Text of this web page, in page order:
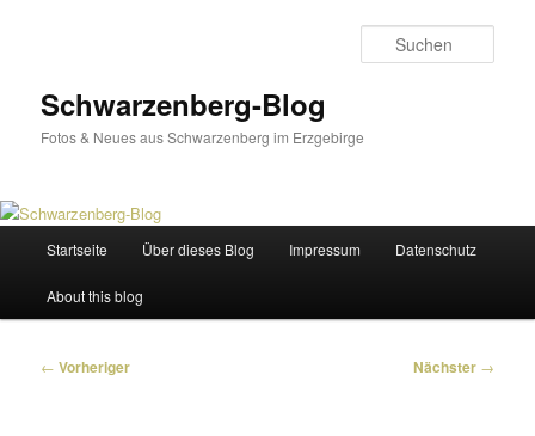
Schwarzenberg-Blog
Fotos & Neues aus Schwarzenberg im Erzgebirge
Startseite Über dieses Blog Impressum Datenschutz
About this blog
Beitragsnavigation
← Vorheriger Nächster →